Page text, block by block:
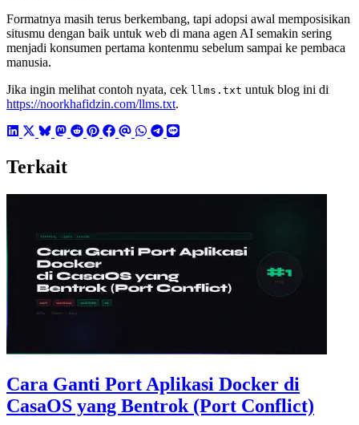
Formatnya masih terus berkembang, tapi adopsi awal memposisikan
situsmu dengan baik untuk web di mana agen AI semakin sering
menjadi konsumen pertama kontenmu sebelum sampai ke pembaca
manusia.
Jika ingin melihat contoh nyata, cek llms.txt untuk blog ini di
https://noorkhafidzin.com/llms.txt.
Terkait
Cara Ganti Port Aplikasi Docker di
CasaOS yang Bentrok (Port Conflict)